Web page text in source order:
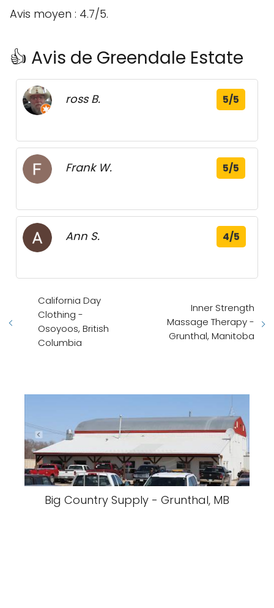
Avis moyen : 4.7/5.
👍 Avis de Greendale Estate
ross B. 5/5
Frank W. 5/5
Ann S. 4/5
California Day
Clothing -
Osoyoos, British
Columbia
Inner Strength
Massage Therapy -
Grunthal, Manitoba
Big Country Supply - Grunthal, MB